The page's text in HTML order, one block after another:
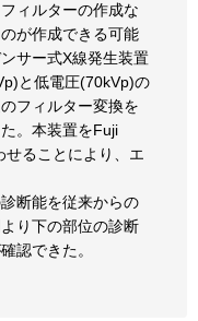
ィルターの作成な
が作成できる可能
サー式X線発生装置
と低電圧(70kVp)の
フィルター変換を
。本装置をFuji
ることにより、エ
断能を従来からの
り下の部位の診断
認できた。